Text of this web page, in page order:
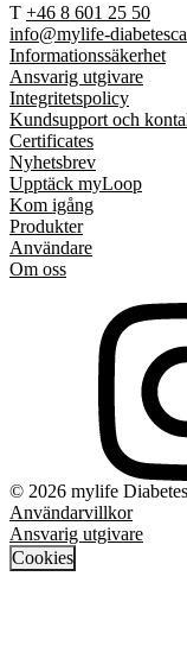
T +46 8 601 25 50
info@mylife-
Informationssäkerhet
Ansvarig utgivare
Integritetspolicy
Kundsupport och
Certificates
Nyhetsbrev
Upptäck myLoop
Kom igång
Produkter
Användare
Om oss
© 2026 mylife
Användarvillkor
Ansvarig utgivare
Cookies